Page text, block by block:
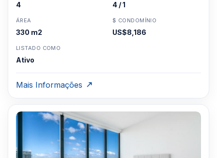
4 4 / 1
ÁREA
330 m2
$ CONDOMÍNIO
US$8,186
LISTADO COMO
Ativo
Mais Informações